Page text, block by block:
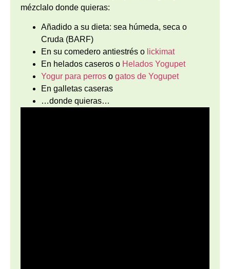
mézclalo donde quieras:
Añadido a su dieta: sea húmeda, seca o
Cruda (BARF)
En su comedero antiestrés o lickimat
En helados caseros o Helados Yogupet
Yogur para perros o gatos de Yogupet
En galletas caseras
…donde quieras…